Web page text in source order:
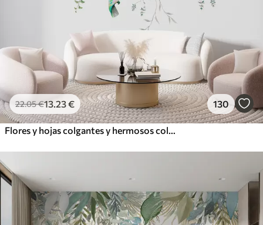
22.05€13 .23€ 130